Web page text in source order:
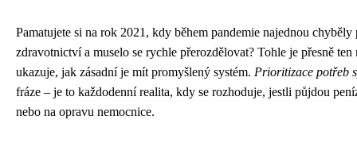
Pamatujete si na rok 2021, kdy během pandemie najednou chyběly
zdravotnictví a muselo se rychle přerozdělovat? Tohle je přesně ten
ukazuje, jak zásadní je mít promyšlený systém. Prioritizace potřeb
fráze – je to každodenní realita, kdy se rozhoduje, jestli půjdou
nebo na opravu nemocnice.